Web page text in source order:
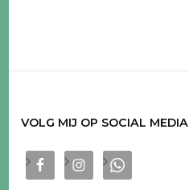
VOLG MIJ OP SOCIAL MEDIA